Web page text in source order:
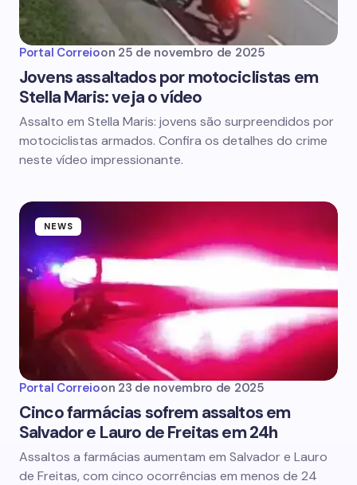
Portal Correioon 25 de novembro de 2025
Jovens assaltados por motociclistas em
Stella Maris: veja o vídeo
Assalto em Stella Maris: jovens são surpreendidos por
motociclistas armados. Confira os detalhes do crime
neste vídeo impressionante.
NEWS
Portal Correioon 23 de novembro de 2025
Cinco farmácias sofrem assaltos em
Salvador e Lauro de Freitas em 24h
Assaltos a farmácias aumentam em Salvador e Lauro
de Freitas, com cinco ocorrências em menos de 24